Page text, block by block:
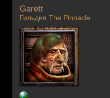
Garett
Гильдия The Pinnacle